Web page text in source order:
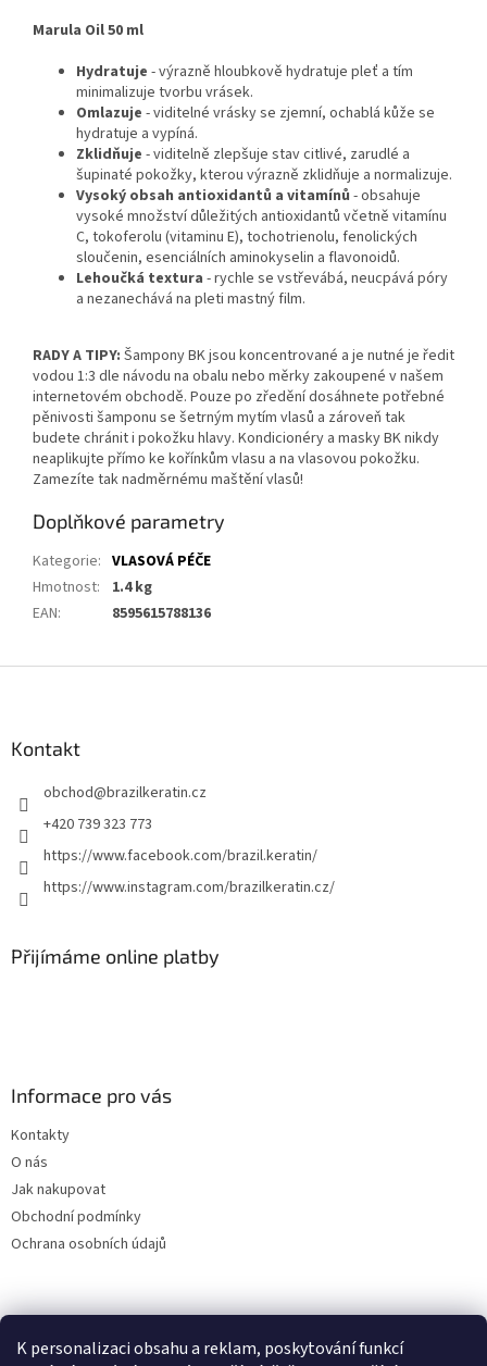
K personalizaci obsahu a reklam, poskytování funkcí
Marula Oil 50 ml
Hydratuje - výrazně hloubkově hydratuje pleť a tím
minimalizuje tvorbu vrásek.
Omlazuje - viditelné vrásky se zjemní, ochablá kůže se
hydratuje a vypíná.
Zklidňuje - viditelně zlepšuje stav citlivé, zarudlé a
šupinaté pokožky, kterou výrazně zklidňuje a normalizuje.
Vysoký obsah antioxidantů a vitamínů - obsahuje
vysoké množství důležitých antioxidantů včetně vitamínu
C, tokoferolu (vitaminu E), tochotrienolu, fenolických
sloučenin, esenciálních aminokyselin a flavonoidů.
Lehoučká textura - rychle se vstřevábá, neucpává póry
a nezanechává na pleti mastný film.
RADY A TIPY: Šampony BK jsou koncentrované a je nutné je ředit
vodou 1:3 dle návodu na obalu nebo měrky zakoupené v našem
internetovém obchodě. Pouze po zředění dosáhnete potřebné
pěnivosti šamponu se šetrným mytím vlasů a zároveň tak
budete chránit i pokožku hlavy. Kondicionéry a masky BK nikdy
neaplikujte přímo ke kořínkům vlasu a na vlasovou pokožku.
Zamezíte tak nadměrnému maštění vlasů!
Doplňkové parametry
Kategorie: VLASOVÁ PÉČE
Hmotnost:
1.4 kg
EAN: 8595615788136
Kontakt
obchod@brazilkeratin.cz
+420 739 323 773
https://www.facebook.com/brazil.keratin/
https://www.instagram.com/brazilkeratin.cz/
Přijímáme online platby
Informace pro vás
Kontakty
O nás
Jak nakupovat
Obchodní podmínky
Ochrana osobních údajů